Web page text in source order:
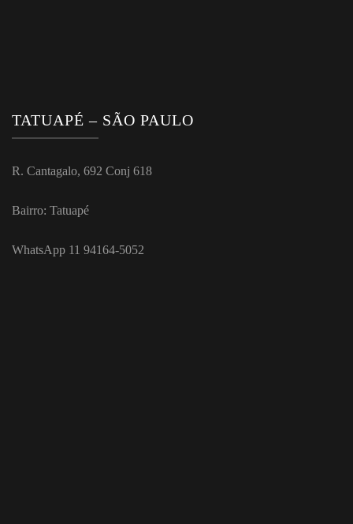
TATUAPÉ – SÃO PAULO
R. Cantagalo, 692 Conj 618
Bairro: Tatuapé
WhatsApp 11 94164-5052